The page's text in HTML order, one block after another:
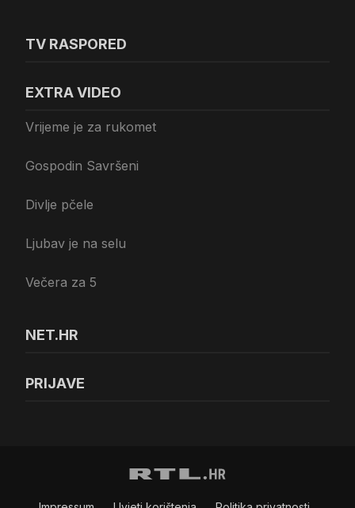
TV RASPORED
EXTRA VIDEO
Vrijeme je za rukomet
Gospodin Savršeni
Divlje pčele
Ljubav je na selu
Večera za 5
NET.HR
PRIJAVE